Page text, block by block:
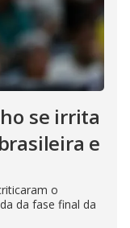
se irrita
e
o
da fase final da